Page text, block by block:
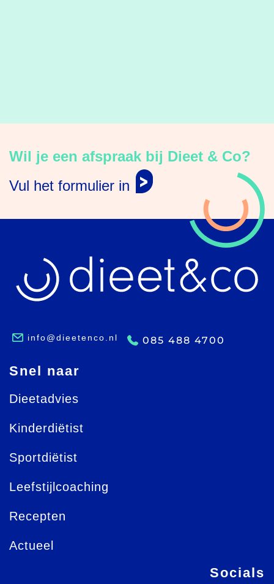
Wil je een afspraak bij Dieet & Co?
Vul het formulier in
info@dieetenco.nl 085 488 4700
Snel naar
Dieetadvies
Kinderdiëtist
Sportdiëtist
Leefstijlcoaching
Recepten
Actueel
Socials